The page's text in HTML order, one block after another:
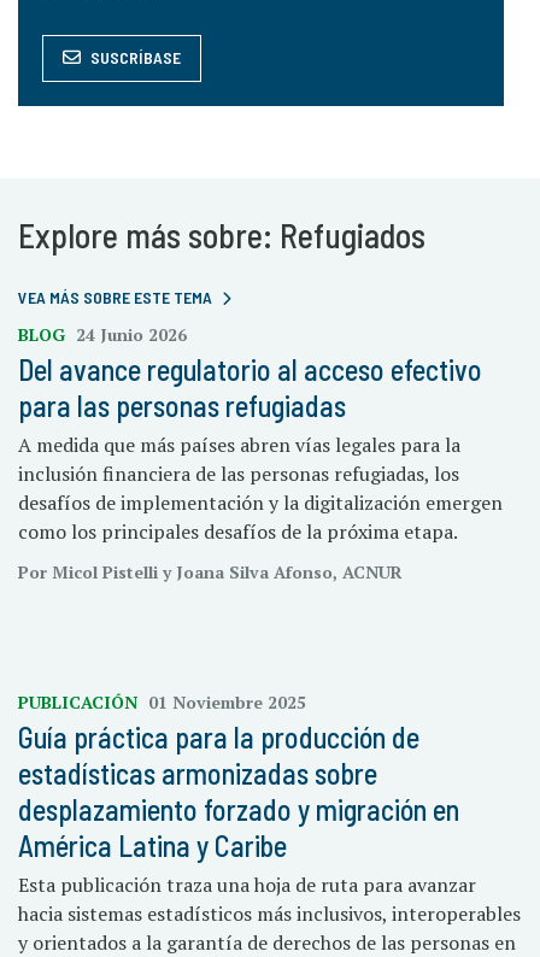
SUSCRÍBASE
Explore más sobre: Refugiados
VEA MÁS SOBRE ESTE TEMA
BLOG 24 Junio 2026
Del avance regulatorio al acceso efectivo
para las personas refugiadas
A medida que más países abren vías legales para la
inclusión financiera de las personas refugiadas, los
desafíos de implementación y la digitalización emergen
como los principales desafíos de la próxima etapa.
Por Micol Pistelli y Joana Silva Afonso, ACNUR
PUBLICACIÓN 01 Noviembre 2025
Guía práctica para la producción de
estadísticas armonizadas sobre
desplazamiento forzado y migración en
América Latina y Caribe
Esta publicación traza una hoja de ruta para avanzar
hacia sistemas estadísticos más inclusivos, interoperables
y orientados a la garantía de derechos de las personas en